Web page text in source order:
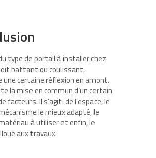
type de portail à installer chez
battant ou coulissant,
une certaine réflexion en amont.
la mise en commun d’un certain
facteurs. Il s’agit: de l’espace, le
le mieux adapté, le
à utiliser et enfin, le
aux travaux.